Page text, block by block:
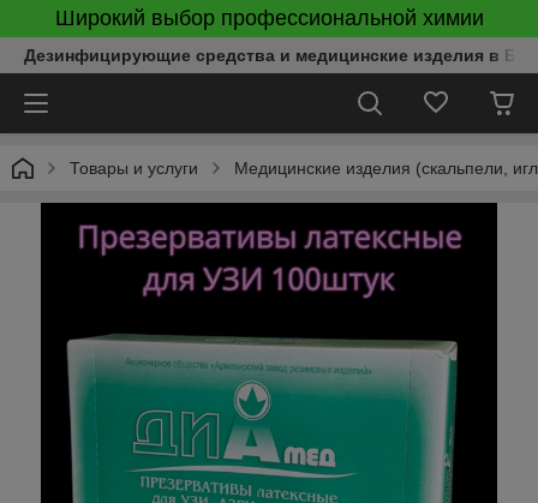
Широкий выбор профессиональной химии
Дезинфицирующие средства и медицинские изделия в
Товары и услуги Медицинские изделия (скальпели,